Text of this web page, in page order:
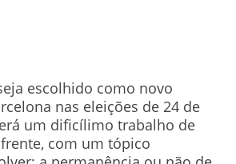
escolhido como novo
nas eleições de 24 de
um dificílimo trabalho de
com um tópico